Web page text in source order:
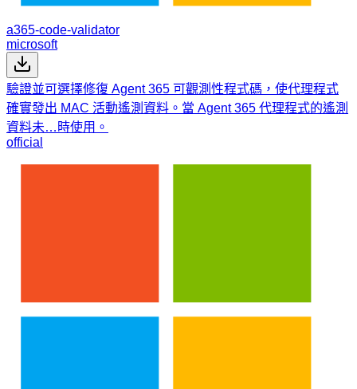
a365-code-validator
microsoft
驗證並可選擇修復 Agent 365 可觀測性程式碼，使代理程式
確實發出 MAC 活動遙測資料。當 Agent 365 代理程式的遙測
資料未…時使用。
official